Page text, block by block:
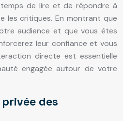
de lire et de répondre à
les critiques. En montrant que
audience et que vous êtes
leur confiance et vous
directe est essentielle
engagée autour de votre
des